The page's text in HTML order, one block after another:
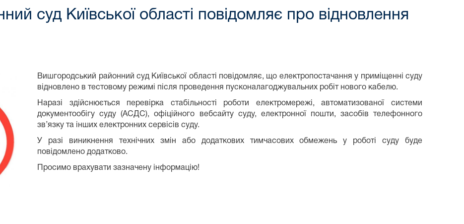
суд Київської області повідомляє про відновлення
Вишгородський районний суд Київської області повідомляє, що електропостачання у приміщенні суду
відновлено в тестовому режимі після проведення пусконалагоджувальних робіт нового кабелю.
Наразі здійснюється перевірка стабільності роботи електромережі, автоматизованої системи
документообігу суду (АСДС), офіційного вебсайту суду, електронної пошти, засобів телефонного
зв’язку та інших електронних сервісів суду.
У разі виникнення технічних змін або додаткових тимчасових обмежень у роботі суду буде
повідомлено додатково.
Просимо врахувати зазначену інформацію!